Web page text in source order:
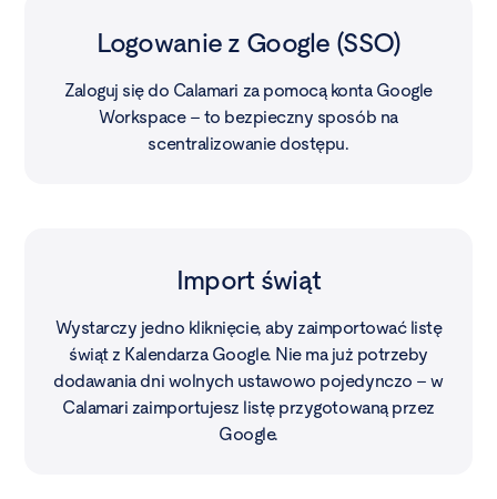
Logowanie z Google (SSO)
Zaloguj się do Calamari za pomocą konta Google
Workspace – to bezpieczny sposób na
scentralizowanie dostępu.
Import świąt
Wystarczy jedno kliknięcie, aby zaimportować listę
świąt z Kalendarza Google. Nie ma już potrzeby
dodawania dni wolnych ustawowo pojedynczo – w
Calamari zaimportujesz listę przygotowaną przez
Google.